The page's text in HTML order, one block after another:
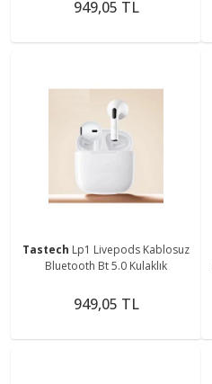
949,05 TL
Tastech Lp1 Livepods Kablosuz
Bluetooth Bt 5.0 Kulaklık
949,05 TL